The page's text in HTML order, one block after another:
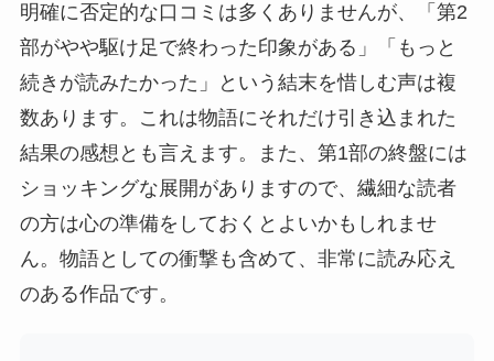
明確に否定的な口コミは多くありませんが、「第2
部がやや駆け足で終わった印象がある」「もっと
続きが読みたかった」という結末を惜しむ声は複
数あります。これは物語にそれだけ引き込まれた
結果の感想とも言えます。また、第1部の終盤には
ショッキングな展開がありますので、繊細な読者
の方は心の準備をしておくとよいかもしれませ
ん。物語としての衝撃も含めて、非常に読み応え
のある作品です。